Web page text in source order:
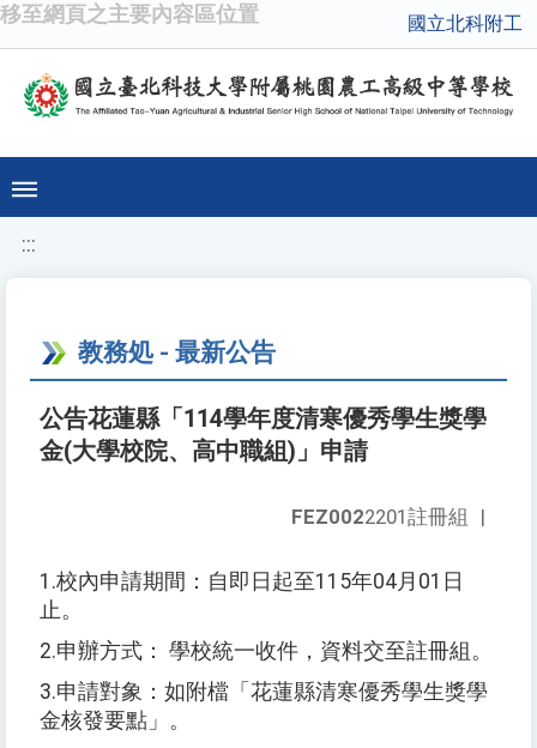
移至網頁之主要內容區位置 國立北科附工
:::
教務処 - 最新公告
公告花蓮縣「114學年度清寒優秀學生獎學
金(大學校院、高中職組)」申請
FEZ0022201註冊組 |
1.校內申請期間：自即日起至115年04月 01 日
止。
2.申辦方式： 學校統一收件，資料交至註冊組。
3.申請對象：如附檔「花蓮縣清寒優秀學生獎學
金核發要點」。